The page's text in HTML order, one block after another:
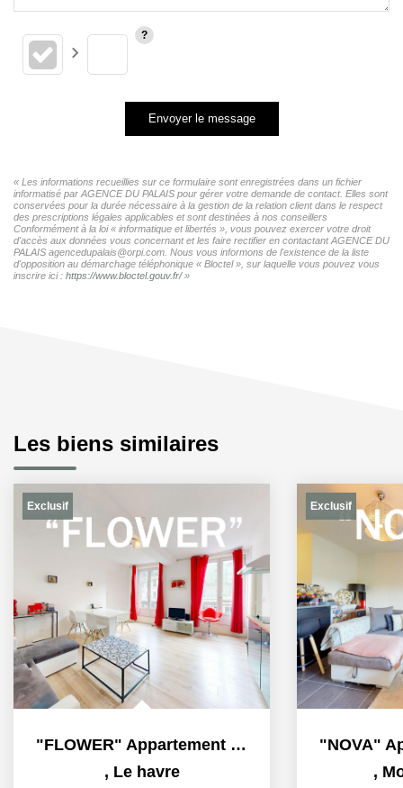
Envoyer le message
« Les informations recueillies sur ce formulaire sont enregistrées dans un fichier
informatisé par AGENCE DU PALAIS pour gérer votre demande de contact. Elles sont
conservées pour la durée nécessaire à la gestion de la relation client dans le respect
des prescriptions légales applicables et sont destinées à nos conseillers
Conformément à la loi « informatique et libertés », vous pouvez exercer votre droit
d'accès aux données vous concernant et les faire rectifier en contactant AGENCE DU
PALAIS agencedupalais@orpi.com. Nous vous informons de l'existence de la liste
d'opposition au démarchage téléphonique « Bloctel », sur laquelle vous pouvez vous
inscrire ici : https://www.bloctel.gouv.fr/»
Les biens similaires
Exclusif
"FLOWER" Appartement à vendre en exclusivité à Le Havre,...
, Le havre
Exclusif
,